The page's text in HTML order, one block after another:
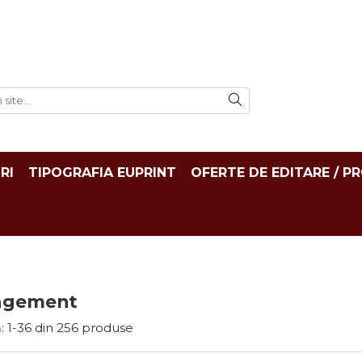
TIPOGRAFIA EUPRINT OFERTE DE EDITARE /
1-36 din 256 produse